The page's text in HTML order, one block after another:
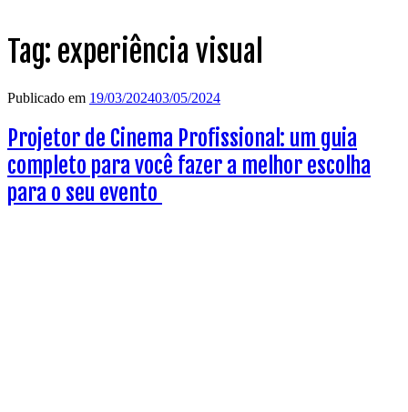
Tag: experiência visual
Publicado em 19/03/202403/05/2024
Projetor de Cinema Profissional: um guia
completo para você fazer a melhor escolha
para o seu evento